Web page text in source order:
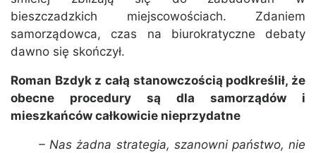
bieszczadzkich miejscowościach. Zdaniem
samorządowca, czas na biurokratyczne debaty
dawno się skończył.
Roman Bzdyk z całą stanowczością podkreślił, że
obecne procedury są dla samorządów i
mieszkańców całkowicie nieprzydatne
– Nas żadna strategia, szanowni państwo, nie